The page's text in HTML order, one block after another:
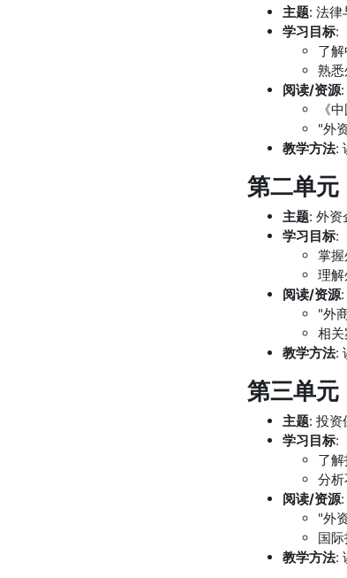
主题: 法律
学习目标:
了
熟
阅读/资源:
《
"外
教学方法:
第二单元
主题: 外资
学习目标:
掌
理
阅读/资源:
"外
相
教学方法:
第三单元
主题: 投资
学习目标:
了
分
阅读/资源:
"外
国
教学方法: